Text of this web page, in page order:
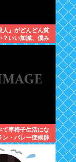
人』がどんどん貧
？いい加減、僕み
ら？週に2日休む
て車椅子生活にな
ン・バレー症候群
絶望。死んだ方が
た」